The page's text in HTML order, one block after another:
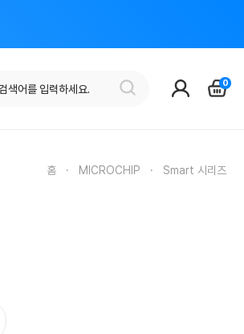
0
홈 · MICROCHIP · Smart 시리즈